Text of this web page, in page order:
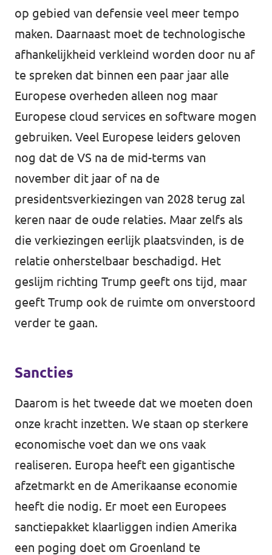
op gebied van defensie veel meer tempo
maken. Daarnaast moet de technologische
afhankelijkheid verkleind worden door nu af
te spreken dat binnen een paar jaar alle
Europese overheden alleen nog maar
Europese cloud services en software mogen
gebruiken. Veel Europese leiders geloven
nog dat de VS na de mid-terms van
november dit jaar of na de
presidentsverkiezingen van 2028 terug zal
keren naar de oude relaties. Maar zelfs als
die verkiezingen eerlijk plaatsvinden, is de
relatie onherstelbaar beschadigd. Het
geslijm richting Trump geeft ons tijd, maar
geeft Trump ook de ruimte om onverstoord
verder te gaan.
Sancties
Daarom is het tweede dat we moeten doen
onze kracht inzetten. We staan op sterkere
economische voet dan we ons vaak
realiseren. Europa heeft een gigantische
afzetmarkt en de Amerikaanse economie
heeft die nodig. Er moet een Europees
sanctiepakket klaarliggen indien Amerika
een poging doet om Groenland te